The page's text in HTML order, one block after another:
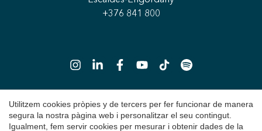
+376 841 800
Copyright 2026 © Durán Carasso
Utilitzem cookies pròpies y de tercers per fer funcionar de manera
segura la nostra pàgina web i personalitzar el seu contingut.
Igualment, fem servir cookies per mesurar i obtenir dades de la